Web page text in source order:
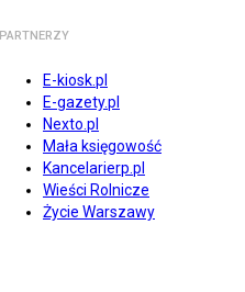
PARTNERZY
E-kiosk.pl
E-gazety.pl
Nexto.pl
Mała księgowość
Kancelarierp.pl
Wieści Rolnicze
Życie Warszawy